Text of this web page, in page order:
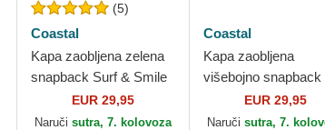
(5)
Coastal
Kapa zaobljena zelena
snapback Surf & Smile
HFT Coastal
EUR 29,95
Naruči sutra, 7. kolovoza
Coastal
Kapa zaobljena
višebojno snapback
When In Doubt
Out HFT Coastal
EUR 29,95
Naruči sutra, 7.